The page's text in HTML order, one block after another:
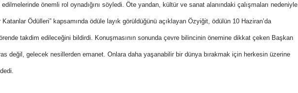
önemli rol oynadığını söyledi. Öte yandan, kültür ve sanat alanındaki çalışmaları nedeniyle
Katanlar Ödülleri” kapsamında ödüle layık görüldüğünü açıklayan Özyiğit, ödülün 10 Haziran’da
takdim edileceğini bildirdi. Konuşmasının sonunda çevre bilincinin önemine dikkat çeken Başkan
değil, gelecek nesillerden emanet. Onlara daha yaşanabilir bir dünya bırakmak için herkesin üzerine